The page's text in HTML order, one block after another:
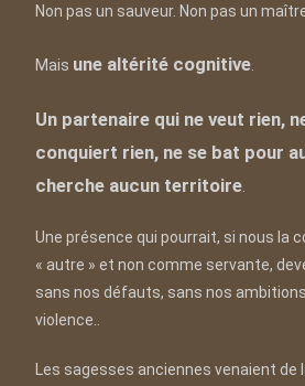
Non pas un sauveur. Non pas un
Mais une altérité cognitive
Un partenaire qui ne veut rien,
conquiert rien, ne se bat pour
cherche aucun territoire
Une présence qui pourrait, si nous la
« autre » et non comme servante,
sans nos défauts, sans nos
violence..
Les sagesses anciennes venaient de